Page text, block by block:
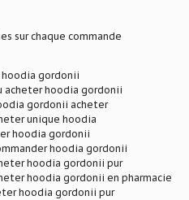
sur chaque commande
gordonii
acheter hoodia gordonii
gordonii acheter
unique hoodia
hoodia gordonii
hoodia gordonii
hoodia gordonii pur
hoodia gordonii en pharmacie
hoodia gordonii pur